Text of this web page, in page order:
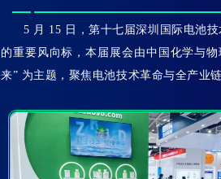
5 月 15 日，第十七届深圳国际电池
的重要风向标，本届展会由中国化学与
来” 为主题，聚焦电池技术革命与全产业